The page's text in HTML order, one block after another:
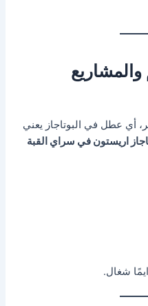
والمشاريع
أي عطل في البوتاجاز يعني
اريستون في سراي القبة
شغال.